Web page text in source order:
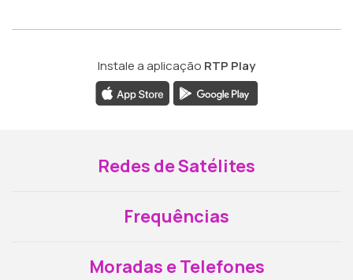
Instale a aplicação RTP Play
Redes de Satélites
Frequências
Moradas e Telefones